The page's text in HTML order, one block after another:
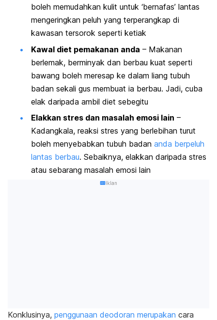
boleh memudahkan kulit untuk ‘bernafas’ lantas
mengeringkan peluh yang terperangkap di
kawasan tersorok seperti ketiak
Kawal diet pemakanan anda – Makanan
berlemak, berminyak dan berbau kuat seperti
bawang boleh meresap ke dalam liang tubuh
badan sekali gus membuat ia berbau. Jadi, cuba
elak daripada ambil diet sebegitu
Elakkan stres dan masalah emosi lain –
Kadangkala, reaksi stres yang berlebihan turut
boleh menyebabkan tubuh badan anda berpeluh
lantas berbau. Sebaiknya, elakkan daripada stres
atau sebarang masalah emosi lain
Iklan
Konklusinya, penggunaan deodoran merupakan cara